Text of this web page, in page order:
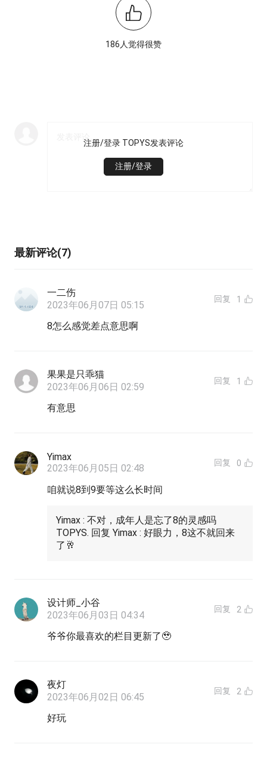
186人觉得很赞
注册/登录 TOPYS发表评论
注册/登录
最新评论(7)
一二伤
2023年06月07日 05:15
回复 1
8怎么感觉差点意思啊
果果是只乖猫
2023年06月06日 02:59
回复 1
有意思
Yimax
2023年06月05日 02:48
回复 0
咱就说8到9要等这么长时间
Yimax : 不对，成年人是忘了8的灵感吗
TOPYS. 回复 Yimax : 好眼力，8这不就回来
了🥂
设计师_小谷
2023年06月03日 04:34
回复 2
爷爷你最喜欢的栏目更新了🥹
夜灯
2023年06月02日 06:45
回复 2
好玩